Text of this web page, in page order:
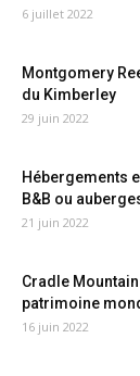
6 juillet 2022
Montgomery
du Kimberley
29 juin 2022
Hébergements
B&B ou
21 juin 2022
Cradle
patrimoine
16 juin 2022